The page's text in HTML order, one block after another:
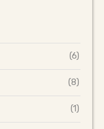
(6)
(8)
(1)